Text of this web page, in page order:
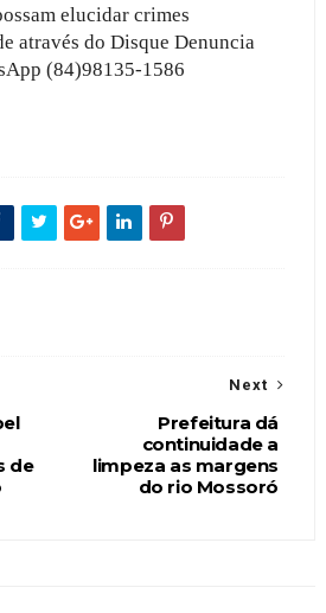
elucidar crimes
através do Disque Denuncia
(84)98135-1586
Next
Prefeitura dá
continuidade a
limpeza as margens
do rio Mossoró
de